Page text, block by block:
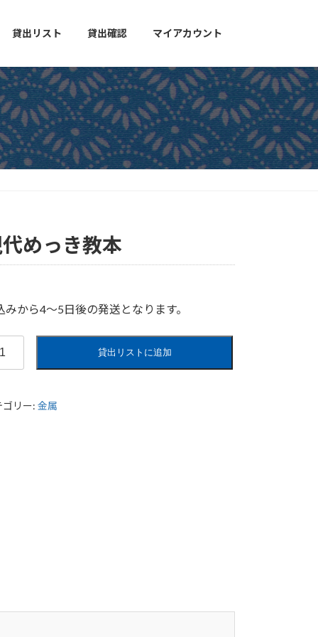
貸出リスト 貸出確認 マイアカウント
めっき教本
みから4〜5日後の発送となります。
貸出リストに追加
ゴリー:金属